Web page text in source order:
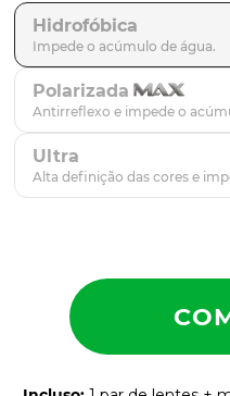
Hidrofóbica
Polarizada
Ultra